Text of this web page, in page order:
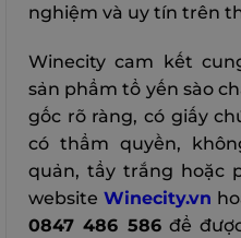
nghiệm và uy tín trên
Winecity cam kết
sản phẩm tổ yến sào
gốc rõ ràng, có giấy
có thẩm quyền,
quản, tẩy trắng hoặc
website Winecity.vn
0847 486 586để